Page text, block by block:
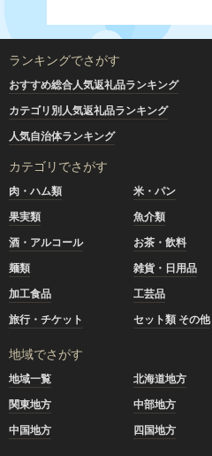
ランキングでさがす
おすすめ総合人気返礼品ランキング
カテゴリ別人気返礼品ランキング
人気自治体ランキング
カテゴリでさがす
肉・ハム類 米・パン
果実類
魚介類
酒・アルコール
お茶・飲料
麺類
雑貨・日用品
加工食品
工芸品
旅行・チケット
セット類 その他
地域でさがす
地域一覧 北海道地方
関東地方
中部地方
中国地方
四国地方